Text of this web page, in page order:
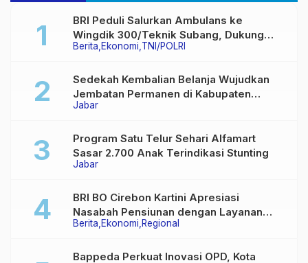
Berita Ekonomi TNI/POLRI
BRI Peduli Salurkan Ambulans ke
Wingdik 300/Teknik Subang, Dukung
Akses Layanan Kesehatan Masyarakat
Jabar
Sedekah Kembalian Belanja Wujudkan
Jembatan Permanen di Kabupaten
Sukabumi
Jabar
Program Satu Telur Sehari Alfamart
Sasar 2.700 Anak Terindikasi Stunting
Berita Ekonomi Regional
BRI BO Cirebon Kartini Apresiasi
Nasabah Pensiunan dengan Layanan
Terpadu, Literasi Keuangan hingga
Bappeda Perkuat Inovasi OPD, Kota